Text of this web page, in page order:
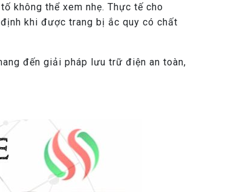
không thể xem nhẹ. Thực tế cho
khi được trang bị ắc quy có chất
đến giải pháp lưu trữ điện an toàn,